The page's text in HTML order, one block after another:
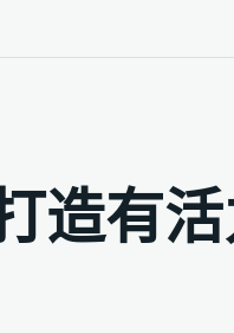
造有